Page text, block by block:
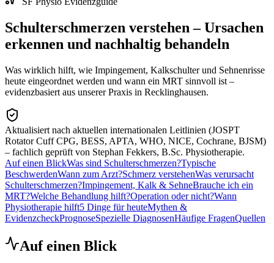
Schulterschmerzen verstehen – Ursachen
erkennen und nachhaltig behandeln
Was wirklich hilft, wie Impingement, Kalkschulter und Sehnenrisse
heute eingeordnet werden und wann ein MRT sinnvoll ist –
evidenzbasiert aus unserer Praxis in Recklinghausen.
Aktualisiert nach aktuellen internationalen Leitlinien (JOSPT
Rotator Cuff CPG, BESS, APTA, WHO, NICE, Cochrane, BJSM)
– fachlich geprüft von Stephan Fekkers, B.Sc. Physiotherapie.
Auf einen BlickWas sind Schulterschmerzen?Typische
BeschwerdenWann zum Arzt?Schmerz verstehenWas verursacht
Schulterschmerzen?Impingement, Kalk & SehneBrauche ich ein
MRT?Welche Behandlung hilft?Operation oder nicht?Wann
Physiotherapie hilft5 Dinge für heuteMythen &
EvidenzcheckPrognoseSpezielle DiagnosenHäufige FragenQuellen
Auf einen Blick